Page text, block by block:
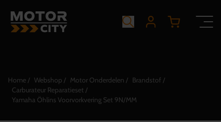
Home Webshop Motor Onderdelen
Brandstof
Carburateur Reparatieset
Yamaha Öhlins Voorvorkvering Set 9N/MM